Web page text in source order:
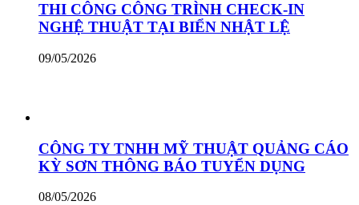
THI CÔNG CÔNG TRÌNH CHECK-IN
NGHỆ THUẬT TẠI BIỂN NHẬT LỆ
09/05/2026
CÔNG TY TNHH MỸ THUẬT QUẢNG CÁO
KỲ SƠN THÔNG BÁO TUYỂN DỤNG
08/05/2026